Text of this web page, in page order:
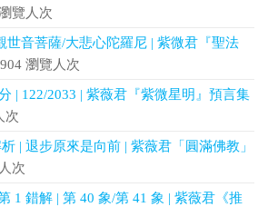
覽人次
世音菩薩/大悲心陀羅尼 | 紫微君『聖法
瀏覽人次
| 122/2033 | 紫薇君『紫微星明』預言集
次
| 退步原來是向前 | 紫薇君「圓滿佛教」
次
1 錯解 | 第 40 象/第 41 象 | 紫薇君《推